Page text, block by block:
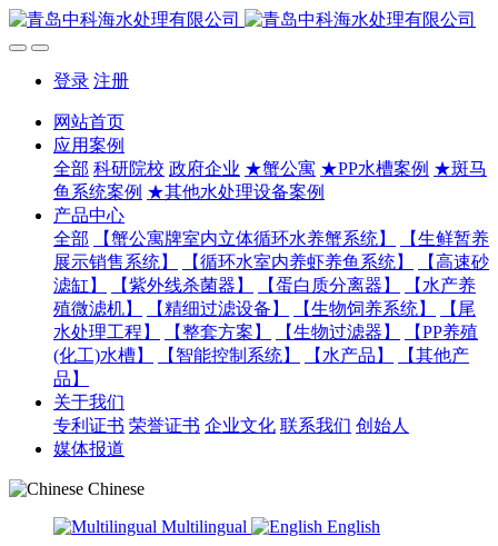
登录 注册
网站首页
应用案例
全部 科研院校 政府企业 ★蟹公寓 ★PP水槽案例 ★斑马
鱼系统案例 ★其他水处理设备案例
产品中心
全部
【蟹公寓牌室内立体循环水养蟹系统】
【生鲜暂养
展示销售系统】
【循环水室内养虾养鱼系统】
【高速砂
滤缸】
【紫外线杀菌器】 【蛋白质分离器】
【水产养
殖微滤机】
【精细过滤设备】 【生物饲养系统】
【尾
水处理工程】
【整套方案】 【生物过滤器】
【PP养殖
(化工)水槽】
【智能控制系统】 【水产品】
【其他产
品】
关于我们
专利证书 荣誉证书 企业文化 联系我们 创始人
媒体报道
Chinese
Multilingual
English